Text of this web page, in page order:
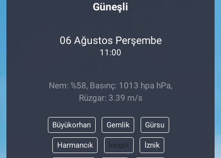
Güneşli
06 Ağustos Perşembe
11:00
Nem: %58, Basınç: 1013 hpa hPa,
Rüzgar: 3.39 m/s
Büyükorhan Gemlik Gürsu
Harmancık İnegöl İznik